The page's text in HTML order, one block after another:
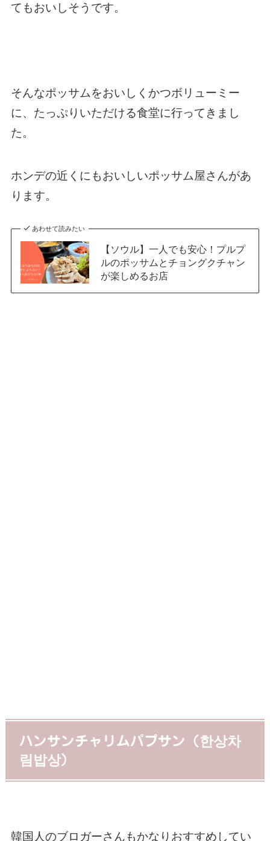
てもおいしそうです。
そんなポッサムをおいしくかつボリューミー
に、たっぷりいただける食堂に行ってきまし
た。
ホンデの近くにもおいしいポッサム屋さんがあ
ります。
あわせて読みたい
【ソウル】一人でも安心！プルプ
ルのポッサムとチョングクチャン
が楽しめるお店
ハンサンチャリムパプサン（한상차
림밥상）
韓国人のブロガーさんもかなりおすすめしてい